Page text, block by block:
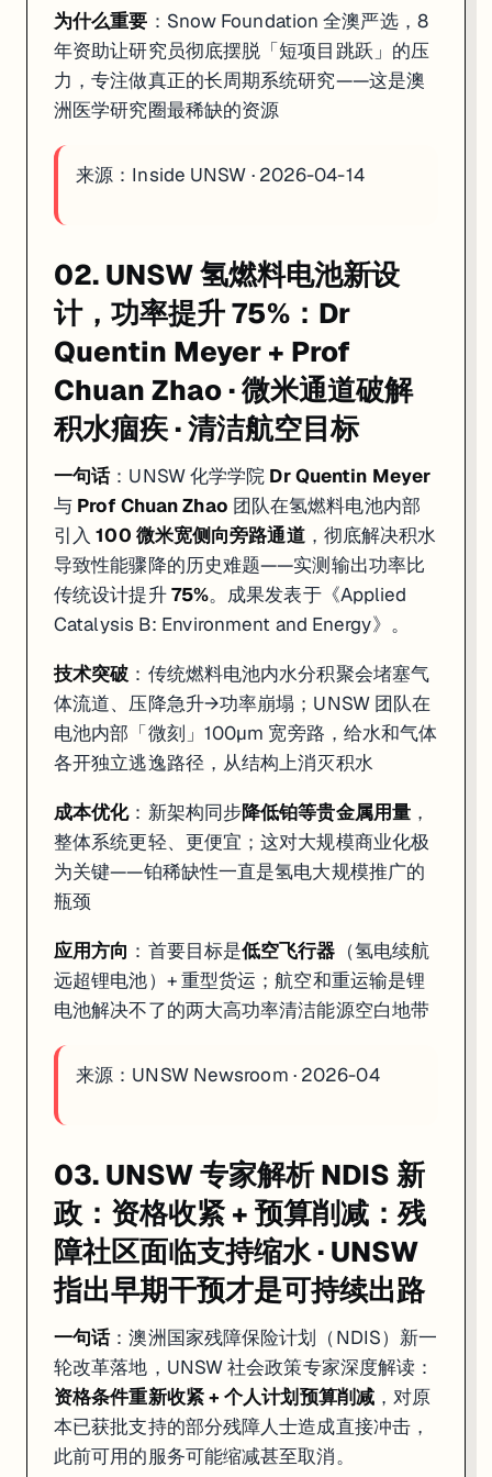
为什么重要 ：Snow Foundation 全澳严选，8
年资助让研究员彻底摆脱「短项目跳跃」的压
力，专注做真正的长周期系统研究——这是澳
洲医学研究圈最稀缺的资源
来源： Inside UNSW · 2026-04-14
02. UNSW 氢燃料电池新设
计，功率提升 75%：Dr
Quentin Meyer + Prof
Chuan Zhao · 微米通道破解
积水痼疾 · 清洁航空目标
一句话：UNSW 化学学院 Dr Quentin Meyer
与 Prof Chuan Zhao 团队在氢燃料电池内部
引入100 微米宽侧向旁路通道，彻底解决积水
导致性能骤降的历史难题——实测输出功率比
传统设计提升75%。成果发表于《Applied
Catalysis B: Environment and Energy》。
技术突破 ：传统燃料电池内水分积聚会堵塞气
体流道、压降急升→功率崩塌；UNSW 团队在
电池内部「微刻」100µm 宽旁路，给水和气体
各开独立逃逸路径，从结构上消灭积水
成本优化：新架构同步降低铂等贵金属用量，
整体系统更轻、更便宜；这对大规模商业化极
为关键——铂稀缺性一直是氢电大规模推广的
瓶颈
应用方向 ：首要目标是低空飞行器 （氢电续航
远超锂电池）+ 重型货运；航空和重运输是锂
电池解决不了的两大高功率清洁能源空白地带
来源： UNSW Newsroom · 2026-04
03. UNSW 专家解析 NDIS 新
政：资格收紧 + 预算削减：残
障社区面临支持缩水 · UNSW
指出早期干预才是可持续出路
一句话：澳洲国家残障保险计划（NDIS）新一
轮改革落地，UNSW 社会政策专家深度解读：
资格条件重新收紧 + 个人计划预算削减，对原
本已获批支持的部分残障人士造成直接冲击，
此前可用的服务可能缩减甚至取消。